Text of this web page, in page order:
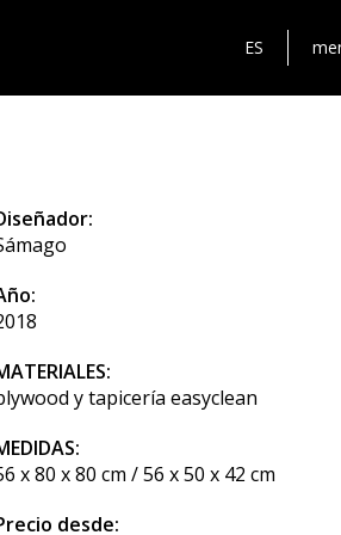
ES
y tapicería easyclean
x 80 x 80 cm / 56 x 50 x 42 cm
desde: